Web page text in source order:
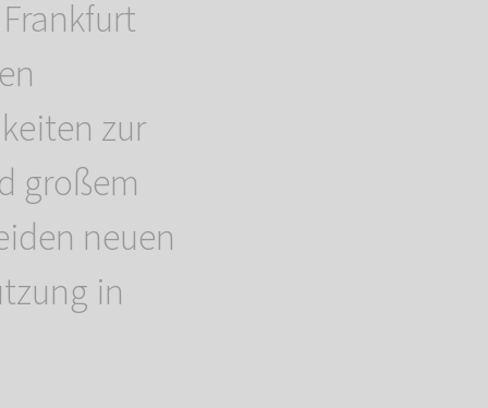
zur
großem
neuen
in